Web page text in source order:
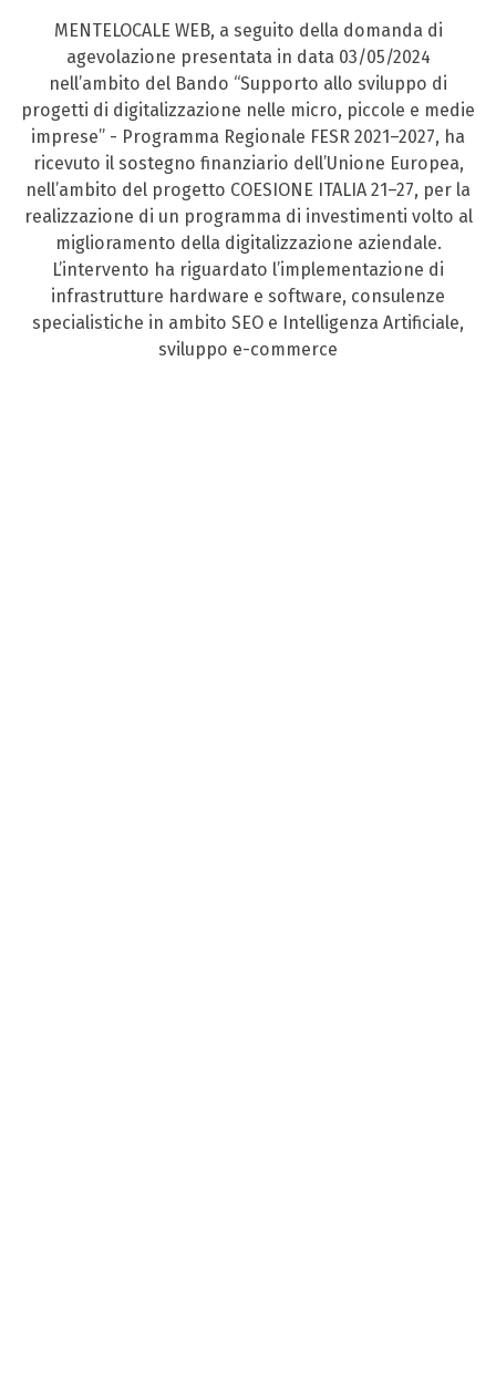
MENTELOCALE WEB, a seguito della domanda di
agevolazione presentata in data 03/05/2024
nell’ambito del Bando “Supporto allo sviluppo di
progetti di digitalizzazione nelle micro, piccole e medie
imprese” - Programma Regionale FESR 2021–2027, ha
ricevuto il sostegno finanziario dell’Unione Europea,
nell’ambito del progetto COESIONE ITALIA 21–27, per la
realizzazione di un programma di investimenti volto al
miglioramento della digitalizzazione aziendale.
L’intervento ha riguardato l’implementazione di
infrastrutture hardware e software, consulenze
specialistiche in ambito SEO e Intelligenza Artificiale,
sviluppo e-commerce